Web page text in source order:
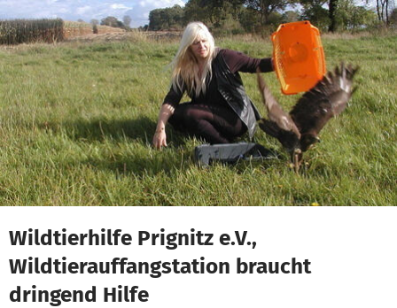
Zum Hauptinhalt springen
Erklärung zur Barrierefreiheit anzeigen
Wildtierhilfe Prignitz e.V.,
Wildtierauffangstation braucht
dringend Hilfe